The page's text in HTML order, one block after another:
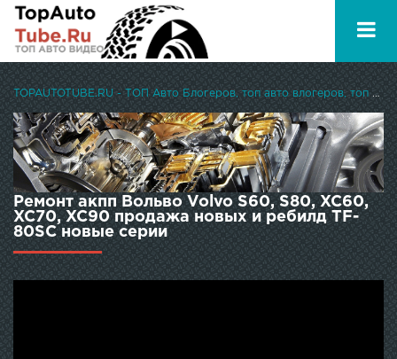
TOPAUTOTUBE.RU - ТОП Авто Блогеров, топ авто влогеров, топ авто ютуберов
Ремонт акпп Вольво Volvo S60, S80, XC60,
XC70, XC90 продажа новых и ребилд TF-
80SC новые серии